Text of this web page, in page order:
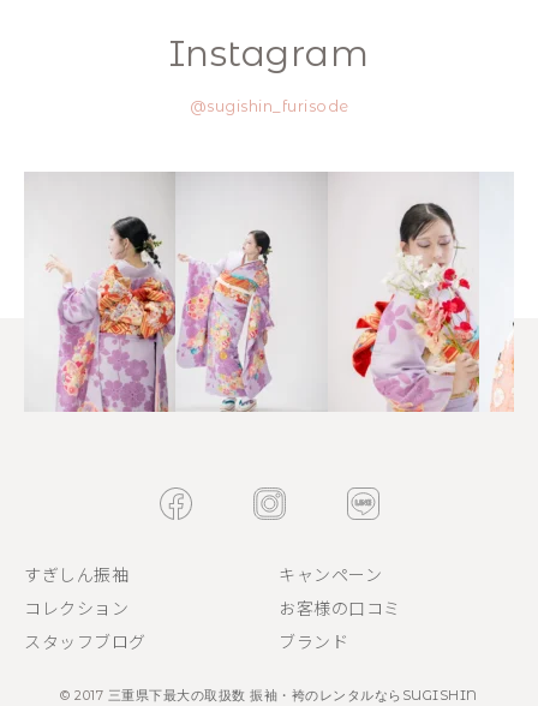
Instagram
@sugishin_furisode
すぎしん振袖
キャンペーン
コレクション
お客様の口コミ
スタッフブログ
ブランド
© 2017 三重県下最大の取扱数 振袖・袴のレンタルならSUGISHIN